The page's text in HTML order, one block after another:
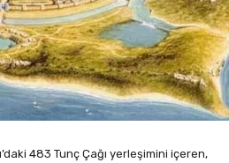
483 Tunç Çağı yerleşimini içeren,